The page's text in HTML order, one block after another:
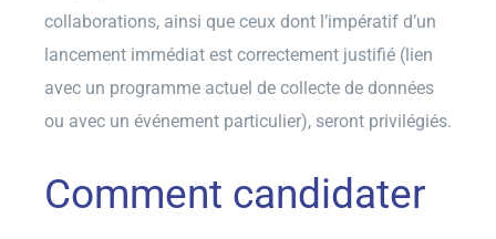
collaborations, ainsi que ceux dont l’impératif d’un
lancement immédiat est correctement justifié (lien
avec un programme actuel de collecte de données
ou avec un événement particulier), seront privilégiés.
Comment candidater